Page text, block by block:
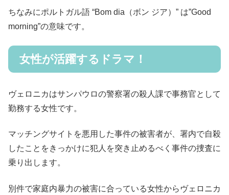
ちなみにポルトガル語 “Bom dia（ボン ジア）” は”Good
morning”の意味です。
女性が活躍するドラマ！
ヴェロニカはサンパウロの警察署の殺人課で事務官として
勤務する女性です。
マッチングサイトを悪用した事件の被害者が、署内で自殺
したことをきっかけに犯人を突き止めるべく事件の捜査に
乗り出します。
別件で家庭内暴力の被害に合っている女性からヴェロニカ